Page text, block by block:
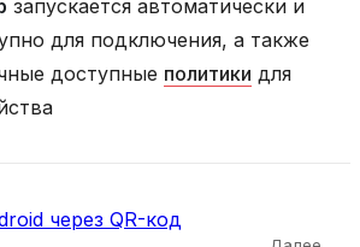
запускается автоматически и
для подключения, а также
доступные политики для
через QR-код